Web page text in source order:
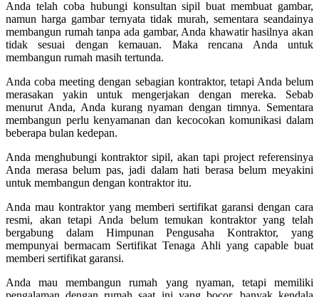
Anda telah coba hubungi konsultan sipil buat membuat gambar,
namun harga gambar ternyata tidak murah, sementara seandainya
membangun rumah tanpa ada gambar, Anda khawatir hasilnya akan
tidak sesuai dengan kemauan. Maka rencana Anda untuk
membangun rumah masih tertunda.
Anda coba meeting dengan sebagian kontraktor, tetapi Anda belum
merasakan yakin untuk mengerjakan dengan mereka. Sebab
menurut Anda, Anda kurang nyaman dengan timnya. Sementara
membangun perlu kenyamanan dan kecocokan komunikasi dalam
beberapa bulan kedepan.
Anda menghubungi kontraktor sipil, akan tapi project referensinya
Anda merasa belum pas, jadi dalam hati berasa belum meyakini
untuk membangun dengan kontraktor itu.
Anda mau kontraktor yang memberi sertifikat garansi dengan cara
resmi, akan tetapi Anda belum temukan kontraktor yang telah
bergabung dalam Himpunan Pengusaha Kontraktor, yang
mempunyai bermacam Sertifikat Tenaga Ahli yang capable buat
memberi sertifikat garansi.
Anda mau membangun rumah yang nyaman, tetapi memiliki